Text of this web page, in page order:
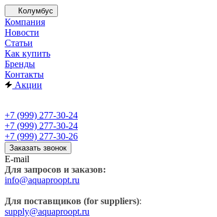
Колумбус
Компания
Новости
Статьи
Как купить
Бренды
Контакты
Акции
+7 (999) 277-30-24
+7 (999) 277-30-24
+7 (999) 277-30-26
Заказать звонок
E-mail
Для запросов и заказов:
info@aquaproopt.ru
Для поставщиков (for suppliers):
supply@aquaproopt.ru